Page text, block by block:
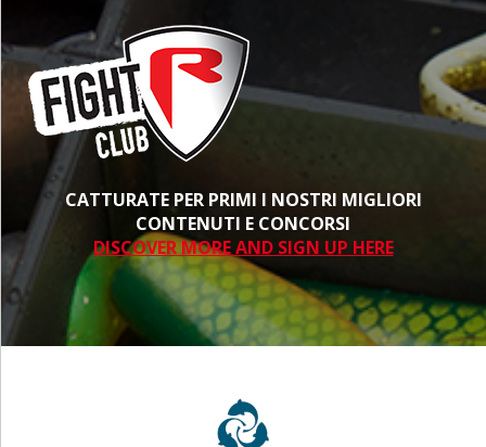
CATTURATE PER PRIMI I NOSTRI MIGLIORI
CONTENUTI E CONCORSI
DISCOVER MORE AND SIGN UP HERE